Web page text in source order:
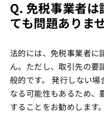
Q. 免税事業者は
ても問題ありま
法的には、免税事業者に
ん。ただし、取引先の要
般的です。 発行しない
なる可能性もあるため、
することをお勧めします。